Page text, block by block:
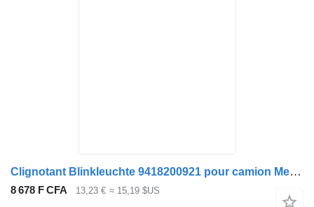
Clignotant Blinkleuchte 9418200921 pour camion Mercedes-Benz
8 678 F CFA 13,23 € ≈ 15,19 $US